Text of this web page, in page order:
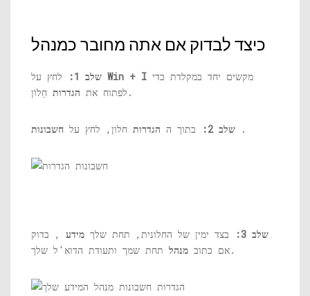
כיצד לבדוק אם אתה מחובר כמנהל
שלב 1: Win + I
לפתוח את הגדרות חַלוֹן.
שלב 2: בתוך ה הגדרות חלון, לחץ על חשבונות .
שלב 3: בצד ימין של החלונית, תחת שלך מידע , בדוק
אם כתוב מנהל תחת שמך ותעודת הדוא'ל שלך.